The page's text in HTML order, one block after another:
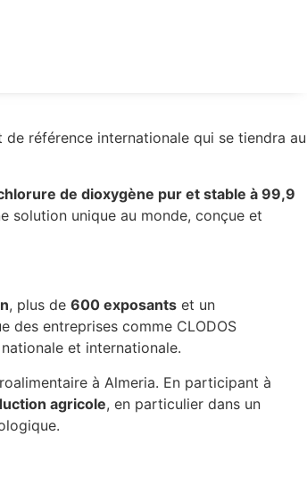
référence internationale qui se tiendra au
de dioxygène pur et stable à 99,9
solution unique au monde, conçue et
, plus de 600 exposants et un
des entreprises comme CLODOS
et internationale.
à Almeria. En participant à
agricole, en particulier dans un